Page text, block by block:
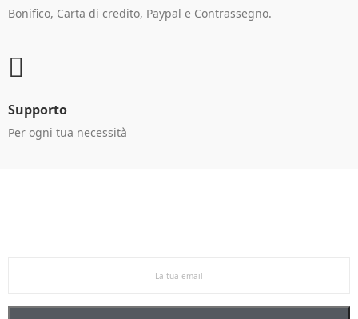
Bonifico, Carta di credito, Paypal e Contrassegno.
Supporto
Per ogni tua necessità